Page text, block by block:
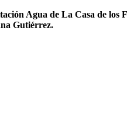
Agua de La Casa de los
Gutiérrez.